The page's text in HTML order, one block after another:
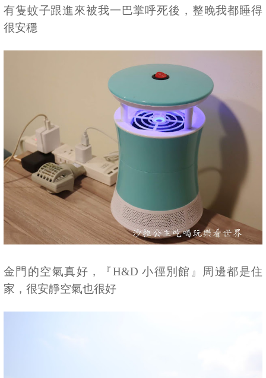
有隻蚊子跟進來被我一巴掌呼死後，整晚我都睡得
很安穩
金門的空氣真好，『H&D 小徑別館』周邊都是住
家，很安靜空氣也很好